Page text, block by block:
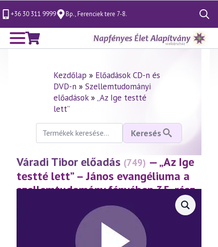
+36 30 311 9999 Bp., Ferenciek tere 7-8.
Search
for:
Kezdőlap » Előadások CD-n és
DVD-n» Szellemtudományi
előadások»„Az Ige testté
lett”
Keresés
következőre:
Keresés
Váradi Tibor előadás (749) — „Az Ige
testté lett” – János evangéliuma a
szellemtudomány fényében 35. rész